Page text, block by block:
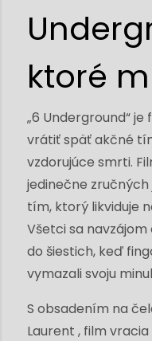
ktoré
„6 Underground“
vrátiť späť akčné
vzdorujúce smrti.
jedinečne
tím, ktorý likviduje
Všetci sa navzájom
do šiestich, keď
vymazali svoju
S obsadením na
Laurent , film